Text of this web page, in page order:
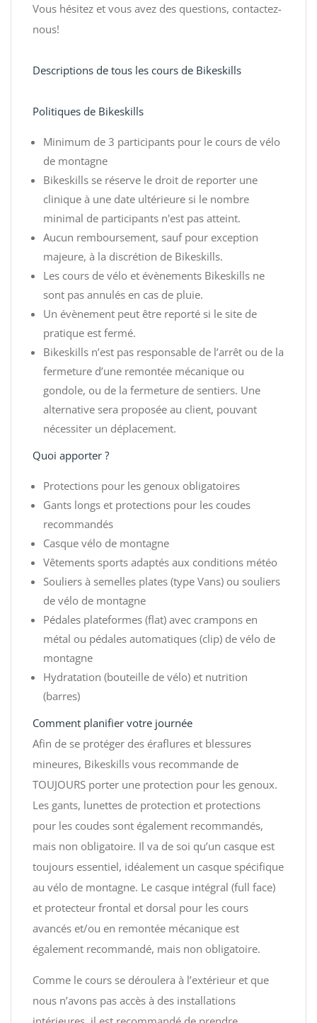
Vous hésitez et vous avez des questions, contactez-
nous!
Descriptions de tous les cours de Bikeskills
Politiques de Bikeskills
Minimum de 3 participants pour le cours de vélo
de montagne
Bikeskills se réserve le droit de reporter une
clinique à une date ultérieure si le nombre
minimal de participants n'est pas atteint.
Aucun remboursement, sauf pour exception
majeure, à la discrétion de Bikeskills.
Les cours de vélo et évènements Bikeskills ne
sont pas annulés en cas de pluie.
Un évènement peut être reporté si le site de
pratique est fermé.
Bikeskills n’est pas responsable de l’arrêt ou de la
fermeture d’une remontée mécanique ou
gondole, ou de la fermeture de sentiers. Une
alternative sera proposée au client, pouvant
nécessiter un déplacement.
Quoi apporter ?
Protections pour les genoux obligatoires
Gants longs et protections pour les coudes
recommandés
Casque vélo de montagne
Vêtements sports adaptés aux conditions météo
Souliers à semelles plates (type Vans) ou souliers
de vélo de montagne
Pédales plateformes (flat) avec crampons en
métal ou pédales automatiques (clip) de vélo de
montagne
Hydratation (bouteille de vélo) et nutrition
(barres)
Comment planifier votre journée
Afin de se protéger des éraflures et blessures
mineures, Bikeskills vous recommande de
TOUJOURS porter une protection pour les genoux.
Les gants, lunettes de protection et protections
pour les coudes sont également recommandés,
mais non obligatoire. Il va de soi qu’un casque est
toujours essentiel, idéalement un casque spécifique
au vélo de montagne. Le casque intégral (full face)
et protecteur frontal et dorsal pour les cours
avancés et/ou en remontée mécanique est
également recommandé, mais non obligatoire.
Comme le cours se déroulera à l’extérieur et que
nous n’avons pas accès à des installations